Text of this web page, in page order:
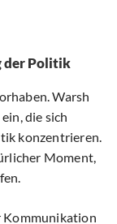
der Politik
Warsh
die sich
konzentrieren.
Moment,
Kommunikation